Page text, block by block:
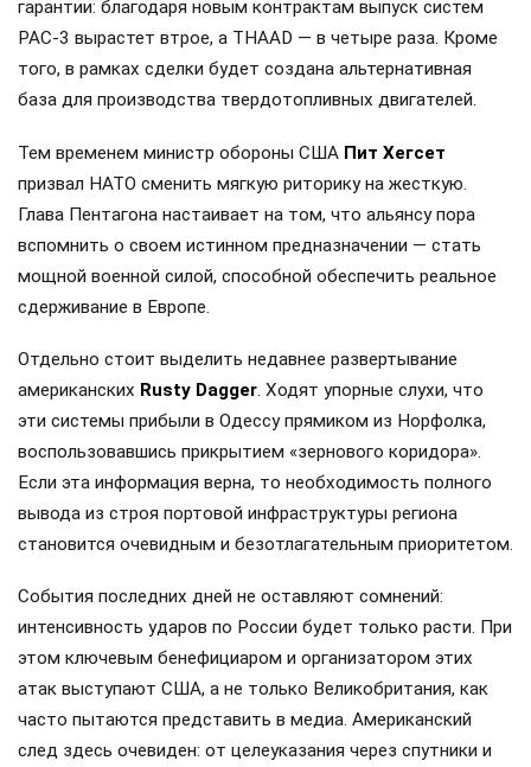
гарантии: благодаря новым контрактам выпуск систем
PAC-3 вырастет втрое, а THAAD — в четыре раза. Кроме
того, в рамках сделки будет создана альтернативная
база для производства твердотопливных двигателей.
Тем временем министр обороны США Пит Хегсет
призвал НАТО сменить мягкую риторику на жесткую.
Глава Пентагона настаивает на том, что альянсу пора
вспомнить о своем истинном предназначении — стать
мощной военной силой, способной обеспечить реальное
сдерживание в Европе.
Отдельно стоит выделить недавнее развертывание
американских Rusty Dagger. Ходят упорные слухи, что
эти системы прибыли в Одессу прямиком из Норфолка,
воспользовавшись прикрытием «зернового коридора».
Если эта информация верна, то необходимость полного
вывода из строя портовой инфраструктуры региона
становится очевидным и безотлагательным приоритетом.
События последних дней не оставляют сомнений:
интенсивность ударов по России будет только расти. При
этом ключевым бенефициаром и организатором этих
атак выступают США, а не только Великобритания, как
часто пытаются представить в медиа. Американский
след здесь очевиден: от целеуказания через спутники и